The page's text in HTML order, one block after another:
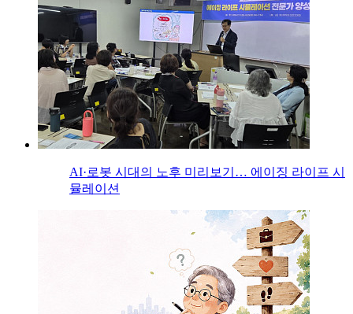
AI·로봇 시대의 노후 미리보기… 에이징 라이프 시
뮬레이션